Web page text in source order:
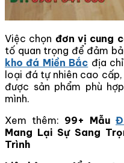
Việc chọn đơn vị cung
tố quan trọng để đảm
kho đá Miền Bắc địa
loại đá tự nhiên cao
được sản phẩm phù
mình.
Xem thêm: 99+ Mẫu
Mang Lại Sự Sang
Trình